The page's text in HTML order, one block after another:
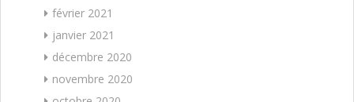
février 2021
janvier 2021
décembre 2020
novembre 2020